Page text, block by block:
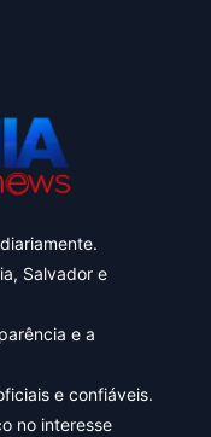
Salvador e
e a
e confiáveis.
no interesse